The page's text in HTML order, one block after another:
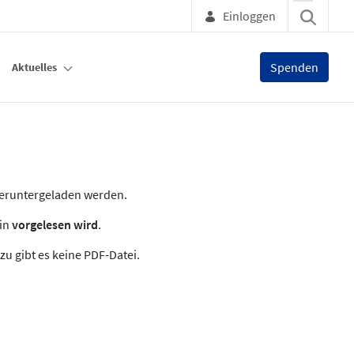
Einloggen
Aktuelles Spenden
werden.
vorgelesen wird.
gibt es keine PDF-Datei.